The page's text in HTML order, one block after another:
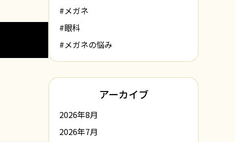
#メガネ
#眼科
#メガネの悩み
アーカイブ
2026年8月
2026年7月